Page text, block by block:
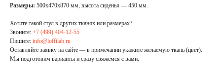
Размеры: 500х470х870 мм, высота сиденья — 450 мм.
Хотите такой стул в других тканях или размерах?
Звоните: +7 (499) 404-12-55
Пишите: info@loffilab.ru
Оставляйте заявку на сайте — в примечании укажите желаемую ткань (цвет).
Мы подготовим варианты и сразу свяжемся с вами.